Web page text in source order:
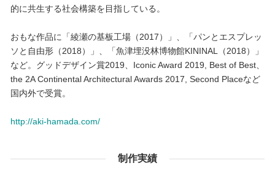
的に共生する社会構築を目指している。
おもな作品に「綾瀬の基板工場（2017）」、「パンとエスプレッ
ソと自由形（2018）」、「魚津埋没林博物館KININAL（2018）」
など。グッドデザイン賞2019、Iconic Award 2019, Best of Best、
the 2A Continental Architectural Awards 2017, Second Placeなど
国内外で受賞。
http://aki-hamada.com/
制作実績